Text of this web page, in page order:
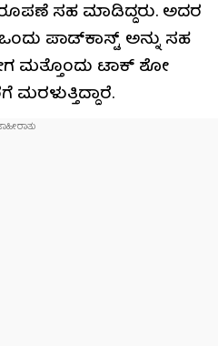
ಸಹ ಮಾಡಿದ್ದರು. ಅದರ
ಪಾಡ್​​ಕಾಸ್ಟ್ ಅನ್ನು ಸಹ
ಮತ್ತೊಂದು ಟಾಕ್ ಶೋ